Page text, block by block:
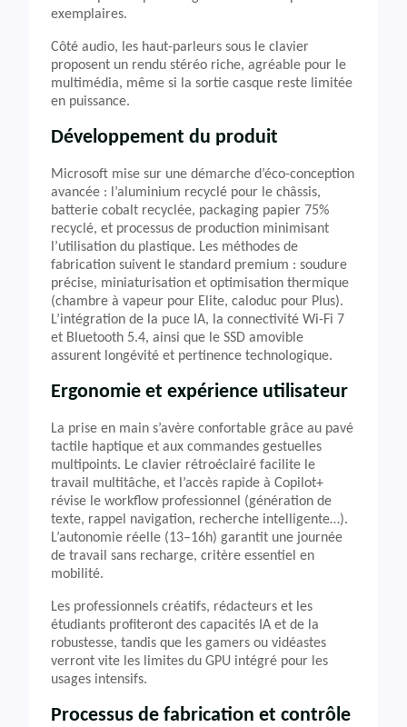
exemplaires.
Côté audio, les haut-parleurs sous le clavier
proposent un rendu stéréo riche, agréable pour le
multimédia, même si la sortie casque reste limitée
en puissance.
Développement du produit
Microsoft mise sur une démarche d’éco-conception
avancée : l’aluminium recyclé pour le châssis,
batterie cobalt recyclée, packaging papier 75%
recyclé, et processus de production minimisant
l’utilisation du plastique. Les méthodes de
fabrication suivent le standard premium : soudure
précise, miniaturisation et optimisation thermique
(chambre à vapeur pour Elite, caloduc pour Plus).
L’intégration de la puce IA, la connectivité Wi-Fi 7
et Bluetooth 5.4, ainsi que le SSD amovible
assurent longévité et pertinence technologique.
Ergonomie et expérience utilisateur
La prise en main s’avère confortable grâce au pavé
tactile haptique et aux commandes gestuelles
multipoints. Le clavier rétroéclairé facilite le
travail multitâche, et l’accès rapide à Copilot+
révise le workflow professionnel (génération de
texte, rappel navigation, recherche intelligente…).
L’autonomie réelle (13–16h) garantit une journée
de travail sans recharge, critère essentiel en
mobilité.
Les professionnels créatifs, rédacteurs et les
étudiants profiteront des capacités IA et de la
robustesse, tandis que les gamers ou vidéastes
verront vite les limites du GPU intégré pour les
usages intensifs.
Processus de fabrication et contrôle